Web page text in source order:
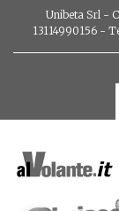
Unibeta Srl -
13114990156 -